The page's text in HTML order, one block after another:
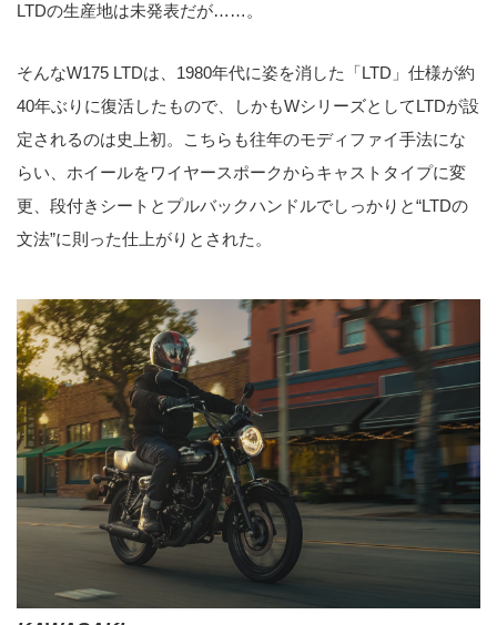
LTDの生産地は未発表だが……。
そんなW175 LTDは、1980年代に姿を消した「LTD」仕様が約
40年ぶりに復活したもので、しかもWシリーズとしてLTDが設
定されるのは史上初。こちらも往年のモディファイ手法にな
らい、ホイールをワイヤースポークからキャストタイプに変
更、段付きシートとプルバックハンドルでしっかりと“LTDの
文法”に則った仕上がりとされた。